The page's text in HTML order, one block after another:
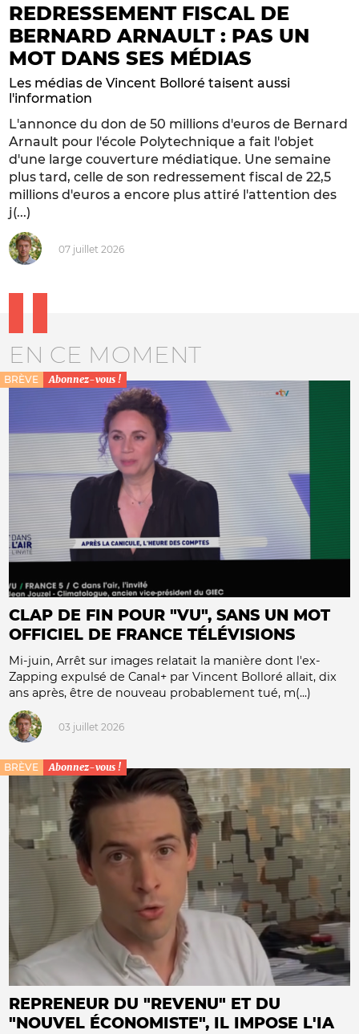
REDRESSEMENT FISCAL DE
BERNARD ARNAULT : PAS UN
MOT DANS SES MÉDIAS
Les médias de Vincent Bolloré taisent aussi
l'information
L'annonce du don de 50 millions d'euros de Bernard
Arnault pour l'école Polytechnique a fait l'objet
d'une large couverture médiatique. Une semaine
plus tard, celle de son redressement fiscal de 22,5
millions d'euros a encore plus attiré l'attention des
j(...)
07 juillet 2026
EN CE MOMENT
BRÈVE Abonnez-vous !
CLAP DE FIN POUR "VU", SANS UN MOT
OFFICIEL DE FRANCE TÉLÉVISIONS
Mi-juin, Arrêt sur images relatait la manière dont l'ex-
Zapping expulsé de Canal+ par Vincent Bolloré allait, dix
ans après, être de nouveau probablement tué, m(...)
03 juillet 2026
BRÈVE Abonnez-vous !
REPRENEUR DU "REVENU" ET DU
"NOUVEL ÉCONOMISTE", IL IMPOSE L'IA